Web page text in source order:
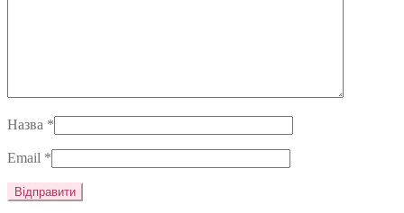
Назва *
Email *